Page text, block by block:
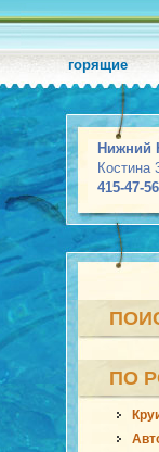
горящие
Нижний
Костина
415-47-56
ПО